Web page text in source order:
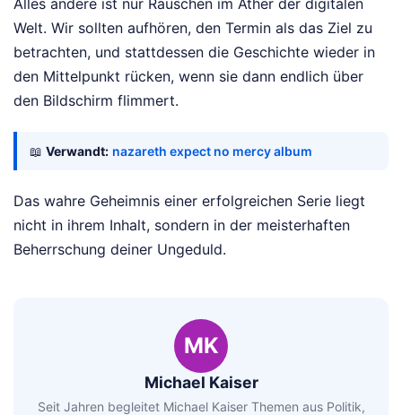
Alles andere ist nur Rauschen im Äther der digitalen
Welt. Wir sollten aufhören, den Termin als das Ziel zu
betrachten, und stattdessen die Geschichte wieder in
den Mittelpunkt rücken, wenn sie dann endlich über
den Bildschirm flimmert.
📖 Verwandt: nazareth expect no mercy album
Das wahre Geheimnis einer erfolgreichen Serie liegt
nicht in ihrem Inhalt, sondern in der meisterhaften
Beherrschung deiner Ungeduld.
MK
Michael Kaiser
Seit Jahren begleitet Michael Kaiser Themen aus Politik,